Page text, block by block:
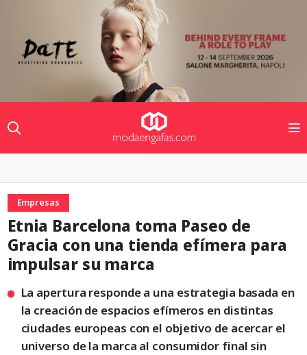
Empresas
Etnia Barcelona toma Paseo de
Gracia con una tienda efímera para
impulsar su marca
La apertura responde a una estrategia basada en
la creación de espacios efímeros en distintas
ciudades europeas con el objetivo de acercar el
universo de la marca al consumidor final sin